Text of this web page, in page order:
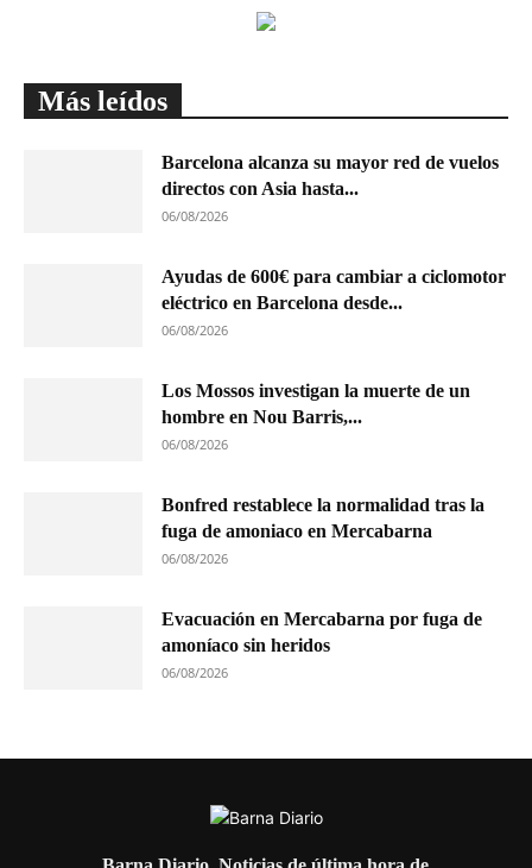
Más leídos
Barcelona alcanza su mayor red de vuelos
directos con Asia hasta...
06/08/2026
Ayudas de 600€ para cambiar a ciclomotor
eléctrico en Barcelona desde...
06/08/2026
Los Mossos investigan la muerte de un
hombre en Nou Barris,...
06/08/2026
Bonfred restablece la normalidad tras la
fuga de amoniaco en Mercabarna
06/08/2026
Evacuación en Mercabarna por fuga de
amoníaco sin heridos
06/08/2026